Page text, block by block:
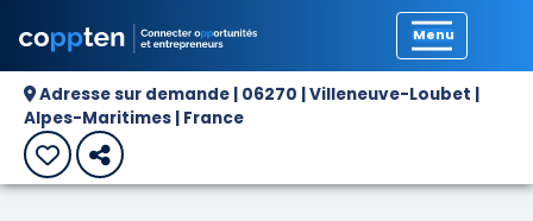
Adresse sur demande | 06270 | Villeneuve-Loubet |
Alpes-Maritimes | France